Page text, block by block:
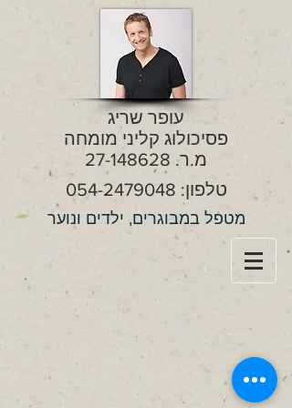
עופר שריג
מ.ר. 27-148628
טלפון: 054-2479048
מטפל במבוגרים, ילדים ונוער